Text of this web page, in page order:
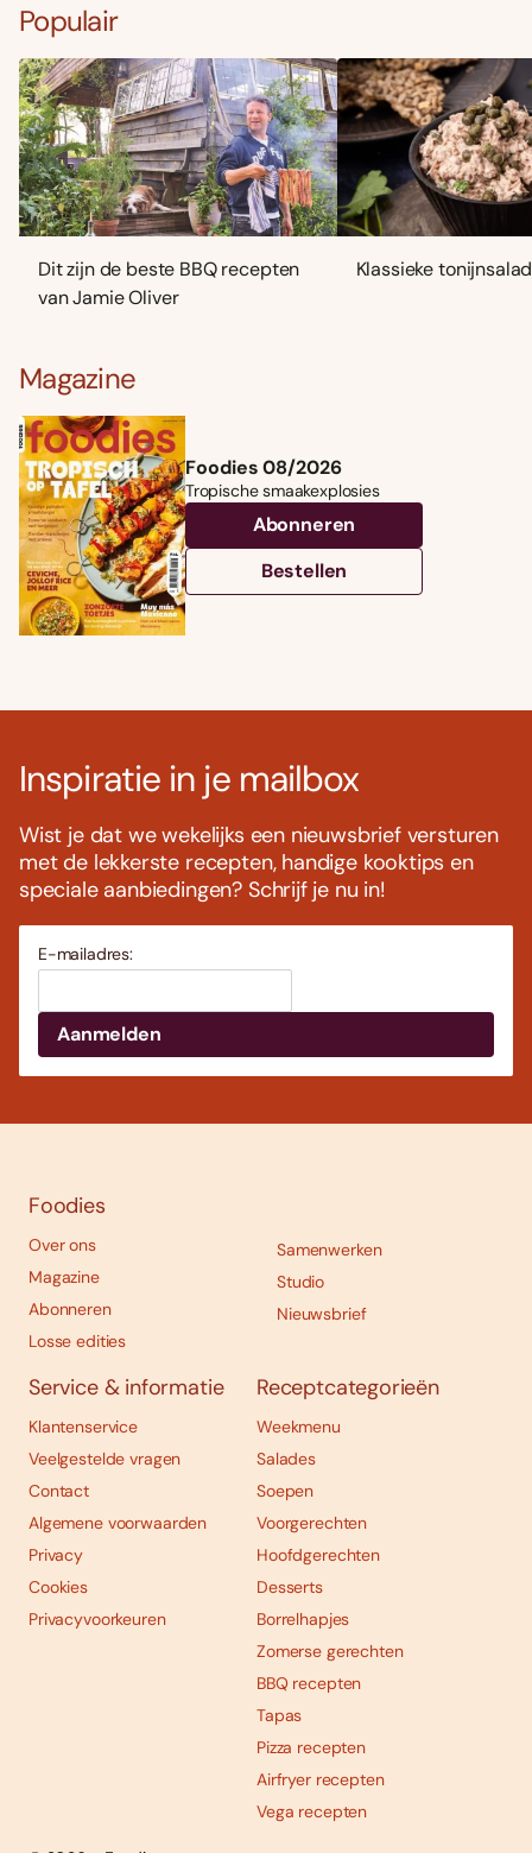
Populair
Dit zijn de beste BBQ recepten
van Jamie Oliver
Klassieke
Magazine
Foodies 08/2026
Tropische smaakexplosies
Abonneren
Bestellen
Inspiratie in je mailbox
Wist je dat we wekelijks een nieuwsbrief versturen
met de lekkerste recepten, handige kooktips en
speciale aanbiedingen? Schrijf je nu in!
E-mailadres:
Foodies
Over ons
Magazine
Abonneren
Losse edities
Samenwerken
Studio
Nieuwsbrief
Service & informatie
Klantenservice
Veelgestelde vragen
Contact
Algemene voorwaarden
Privacy
Cookies
Privacyvoorkeuren
Receptcategorieën
Weekmenu
Salades
Soepen
Voorgerechten
Hoofdgerechten
Desserts
Borrelhapjes
Zomerse gerechten
BBQ recepten
Tapas
Pizza recepten
Airfryer recepten
Vega recepten